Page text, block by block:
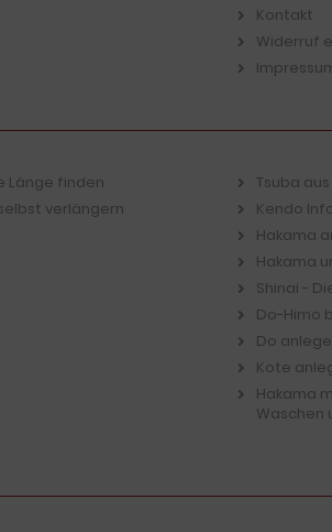
Kontakt
Widerruf
Länge finden
Tsuba
verlängern
Kendo
Hakama
Hakama
Shinai -
Do-Himo
Do
Kote
Hakama
Waschen